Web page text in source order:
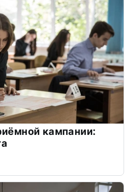
кампании: